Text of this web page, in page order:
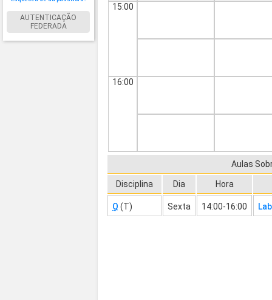
AUTENTICAÇÃO
FEDERADA
15:00
16:00
Aulas
Disciplina Dia Hora
Q (T) Sexta 14:00-16:00